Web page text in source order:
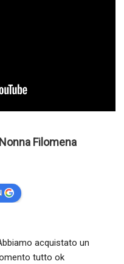
Filomena
acquistato un
tutto ok